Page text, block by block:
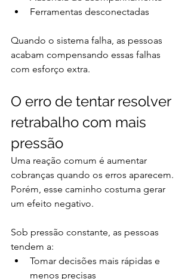
Ferramentas desconectadas
Quando o sistema falha, as pessoas
acabam compensando essas falhas
com esforço extra.
O erro de tentar resolver
retrabalho com mais
pressão
Uma reação comum é aumentar
cobranças quando os erros aparecem.
Porém, esse caminho costuma gerar
um efeito negativo.
Sob pressão constante, as pessoas
tendem a:
Tomar decisões mais rápidas e
menos precisas